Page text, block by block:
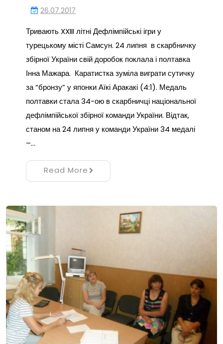
26.07.2017
Тривають XXIII літні Дефлімпійські ігри у
турецькому місті Самсун. 24 липня в скарбничку
збірної України свій доробок поклала і полтавка
Інна Мажара. Каратистка зуміла виграти сутичку
за “бронзу” у японки Аїкі Аракакі (4:1). Медаль
полтавки стала 34-ою в скарбничці національної
дефлімпійської збірної команди України. Відтак,
станом на 24 липня у команди України 34 медалі
–…
Read More